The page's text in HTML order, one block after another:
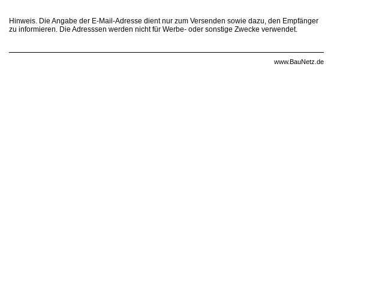
Hinweis. Die Angabe der E-Mail-Adresse dient nur zum Versenden sowie dazu, den Empfänger
zu informieren. Die Adresssen werden nicht für Werbe- oder sonstige Zwecke verwendet.
www.BauNetz.de